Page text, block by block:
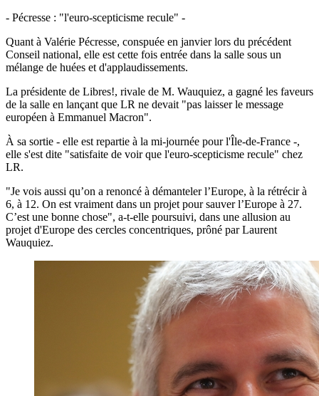
- Pécresse : "l'euro-scepticisme recule" -
Quant à Valérie Pécresse, conspuée en janvier lors du précédent
Conseil national, elle est cette fois entrée dans la salle sous un
mélange de huées et d'applaudissements.
La présidente de Libres!, rivale de M. Wauquiez, a gagné les faveurs
de la salle en lançant que LR ne devait "pas laisser le message
européen à Emmanuel Macron".
À sa sortie - elle est repartie à la mi-journée pour l'Île-de-France -,
elle s'est dite "satisfaite de voir que l'euro-scepticisme recule" chez
LR.
"Je vois aussi qu’on a renoncé à démanteler l’Europe, à la rétrécir à
6, à 12. On est vraiment dans un projet pour sauver l’Europe à 27.
C’est une bonne chose", a-t-elle poursuivi, dans une allusion au
projet d'Europe des cercles concentriques, prôné par Laurent
Wauquiez.